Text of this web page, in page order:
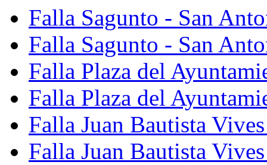
Falla Sagunto - San
Falla Sagunto - San
Falla Plaza del
Falla Plaza del
Falla Juan Bautista
Falla Juan Bautista